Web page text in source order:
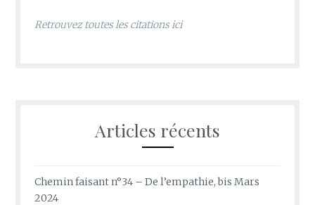
Retrouvez toutes les citations ici
Articles récents
Chemin faisant n°34 – De l’empathie, bis Mars
2024